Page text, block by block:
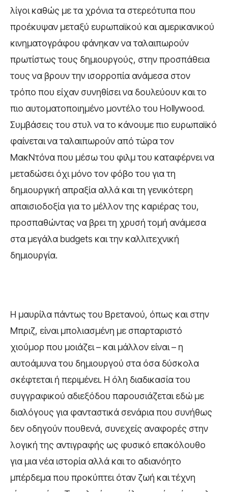
λίγοι καθώς με τα χρόνια τα στερεότυπα που
προέκυψαν μεταξύ ευρωπαϊκού και αμερικανικού
κινηματογράφου φάνηκαν να ταλαιπωρούν
πρωτίστως τους δημιουργούς, στην προσπάθεια
τους να βρουν την ισορροπία ανάμεσα στον
τρόπο που είχαν συνηθίσει να δουλεύουν και το
πιο αυτοματοποιημένο μοντέλο του Hollywood.
Συμβάσεις του στυλ να το κάνουμε πιο ευρωπαϊκό
φαίνεται να ταλαιπωρούν από τώρα τον
ΜακΝτόνα που μέσω του φιλμ του καταφέρνει να
μεταδώσει όχι μόνο τον φόβο του για τη
δημιουργική απραξία αλλά και τη γενικότερη
απαισιοδοξία για το μέλλον της καριέρας του,
προσπαθώντας να βρει τη χρυσή τομή ανάμεσα
στα μεγάλα budgets και την καλλιτεχνική
δημιουργία.
Η μαυρίλα πάντως του Βρετανού, όπως και στην
Μπριζ, είναι μπολιασμένη με σπαρταριστό
χιούμορ που μοιάζει – και μάλλον είναι – η
αυτοάμυνα του δημιουργού στα όσα δύσκολα
σκέφτεται ή περιμένει. Η όλη διαδικασία του
συγγραφικού αδιεξόδου παρουσιάζεται εδώ με
διαλόγους για φανταστικά σενάρια που συνήθως
δεν οδηγούν πουθενά, συνεχείς αναφορές στην
λογική της αντιγραφής ως φυσικό επακόλουθο
για μια νέα ιστορία αλλά και το αδιανόητο
μπέρδεμα που προκύπτει όταν ζωή και τέχνη